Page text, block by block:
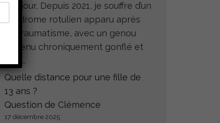
Bonjour, Depuis 2021, je souffre d’un
syndrome rotulien apparu après
un traumatisme, avec un genou
devenu chroniquement gonflé et
très...
Quelle distance pour une fille de
13 ans ?
Question de Clémence
17 décembre 2025